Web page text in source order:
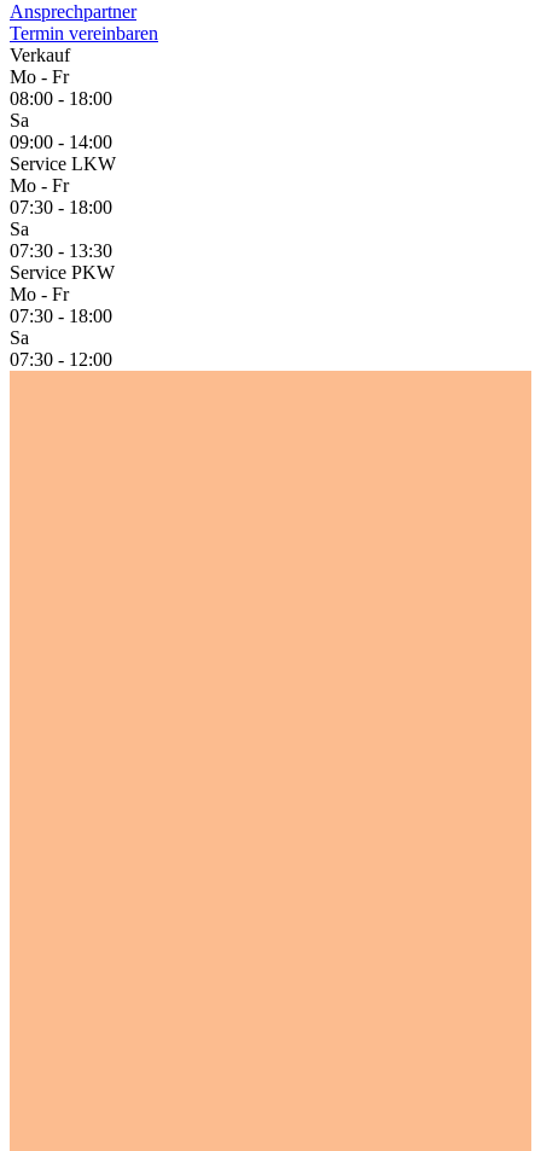
Ansprechpartner
Termin vereinbaren
Verkauf
Mo - Fr
08:00 - 18:00
Sa
09:00 - 14:00
Service LKW
Mo - Fr
07:30 - 18:00
Sa
07:30 - 13:30
Service PKW
Mo - Fr
07:30 - 18:00
Sa
07:30 - 12:00